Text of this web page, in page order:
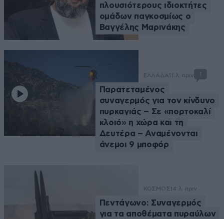
πλουσιότερους ιδιοκτήτες
ομάδων παγκοσμίως ο
Βαγγέλης Μαρινάκης
ΕΛΛΑΔΑ 11 λ. πριν
Παρατεταμένος
συναγερμός για τον κίνδυνο
πυρκαγιάς – Σε «πορτοκαλί
κλοιό» η χώρα και τη
Δευτέρα – Αναμένονται
άνεμοι 9 μποφόρ
ΚΟΣΜΟΣ 14 λ. πριν
Πεντάγωνο: Συναγερμός
για τα αποθέματα πυραύλων